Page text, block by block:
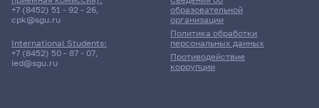
+7 (8452) 51 - 92 - 26,
cpk@sgu.ru
International Students:
+7 (8452) 50 - 87 - 07,
ied@sgu.ru
образовательной
организации
Политика обработки
персональных данных
Противодействие
коррупции